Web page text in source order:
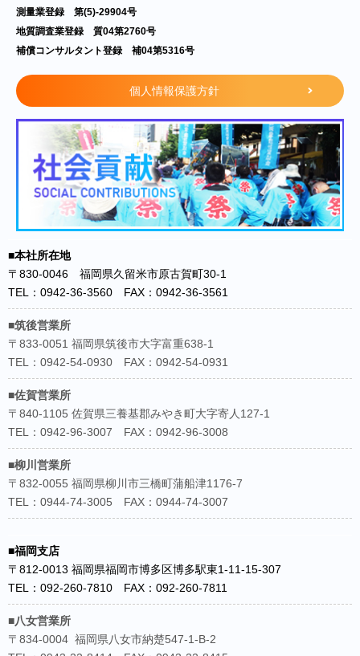
測量業登録 第(5)-29904号
地質調査業登録 質04第2760号
補償コンサルタント登録 補04第5316号
個人情報保護方針
■本社所在地
〒830-0046 福岡県久留米市原古賀町30-1
TEL：0942-36-3560 FAX：0942-36-3561
■筑後営業所
〒833-0051 福岡県筑後市大字富重638-1
TEL：0942-54-0930 FAX：0942-54-0931
■佐賀営業所
〒840-1105 佐賀県三養基郡みやき町大字寄人127-1
TEL：0942-96-3007 FAX：0942-96-3008
■柳川営業所
〒832-0055 福岡県柳川市三橋町蒲船津1176-7
TEL：0944-74-3005 FAX：0944-74-3007
■福岡支店
〒812-0013 福岡県福岡市博多区博多駅東1-11-15-307
TEL：092-260-7810 FAX：092-260-7811
■八女営業所
〒834-0004 福岡県八女市納楚547-1-B-2